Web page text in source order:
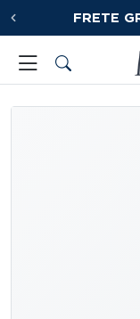
FRETE